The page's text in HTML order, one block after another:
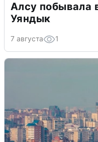
Алсу побывала
Уяндык
7 августа 1